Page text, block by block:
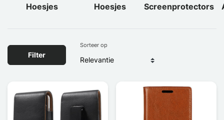
Hoesjes
Hoesjes
Screenprotectors
Filter
Sorteer op